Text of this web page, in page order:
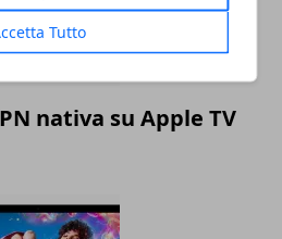
Tutto
nativa su Apple TV